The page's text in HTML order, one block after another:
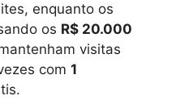
enquanto os
os R$ 20.000
visitas
com 1